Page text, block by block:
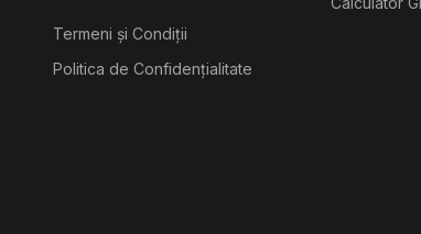
Termeni și Condiții
Politica de Confidențialitate